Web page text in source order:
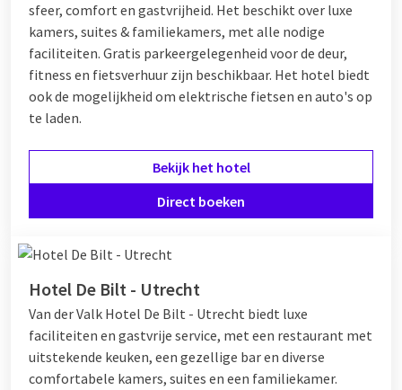
sfeer, comfort en gastvrijheid. Het beschikt over luxe
kamers, suites & familiekamers, met alle nodige
faciliteiten. Gratis parkeergelegenheid voor de deur,
fitness en fietsverhuur zijn beschikbaar. Het hotel biedt
ook de mogelijkheid om elektrische fietsen en auto's op
te laden.
Bekijk het hotel
Direct boeken
Hotel De Bilt - Utrecht
Van der Valk Hotel De Bilt - Utrecht biedt luxe
faciliteiten en gastvrije service, met een restaurant met
uitstekende keuken, een gezellige bar en diverse
comfortabele kamers, suites en een familiekamer.